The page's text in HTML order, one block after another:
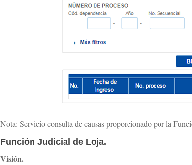
Nota: Servicio consulta de causas proporcionado por la
Función Judicial de Loja.
Visión.